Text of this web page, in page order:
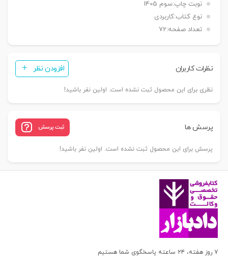
قضایی
16
در
توقف
اعتراض
ثالث
به
|
پژوهشگاه
قوه
قضاییه
عدد
نوبت چاپ:سوم 1405
نوع کتاب:کاربردی
تعداد صفحه:72
نظرات کاربران افزودن نظر
نظری برای این محصول ثبت نشده است. اولین نفر باشید!
پرسش ها ثبت پرسش
پرسش برای این محصول ثبت نشده است. اولین نفر باشید!
۷ روز هفته، ۲۴ ساعته پاسخگوی شما هستیم